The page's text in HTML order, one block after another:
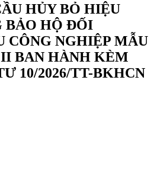
HỦY BỎ HIỆU
BẢO HỘ ĐỐI
CÔNG NGHIỆP MẪU
II BAN HÀNH KÈM
10/2026/TT-BKHCN